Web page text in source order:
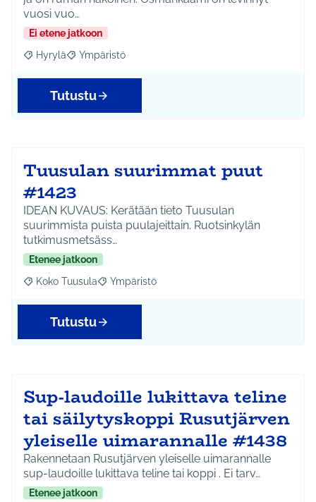
vuosi vuo…
Ei etene jatkoon
Rajaa tulokset aihepiirin mukaan: Hyrylä
Hyrylä Rajaa tulokset teeman mukaan: Ympäristö
Ympäristö
Tutustu
Tuusulan suurimmat puut
#1423
IDEAN KUVAUS: Kerätään tieto Tuusulan
suurimmista puista puulajeittain. Ruotsinkylän
tutkimusmetsäss…
Etenee jatkoon
Rajaa tulokset aihepiirin mukaan: Koko Tuusula
Koko Tuusula Rajaa tulokset teeman mukaan: Ympäristö
Ympäristö
Tutustu
Sup-laudoille lukittava teline
tai säilytyskoppi Rusutjärven
yleiselle uimarannalle #1438
Rakennetaan Rusutjärven yleiselle uimarannalle
sup-laudoille lukittava teline tai koppi . Ei tarv…
Etenee jatkoon